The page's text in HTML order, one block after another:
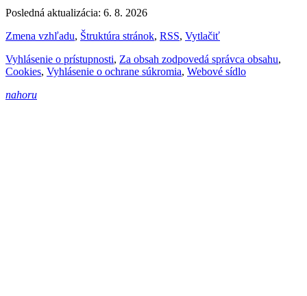
Posledná aktualizácia: 6. 8. 2026
Zmena vzhľadu, Štruktúra stránok, RSS, Vytlačiť
Vyhlásenie o prístupnosti, Za obsah zodpovedá správca obsahu,
Cookies, Vyhlásenie o ochrane súkromia, Webové sídlo
nahoru